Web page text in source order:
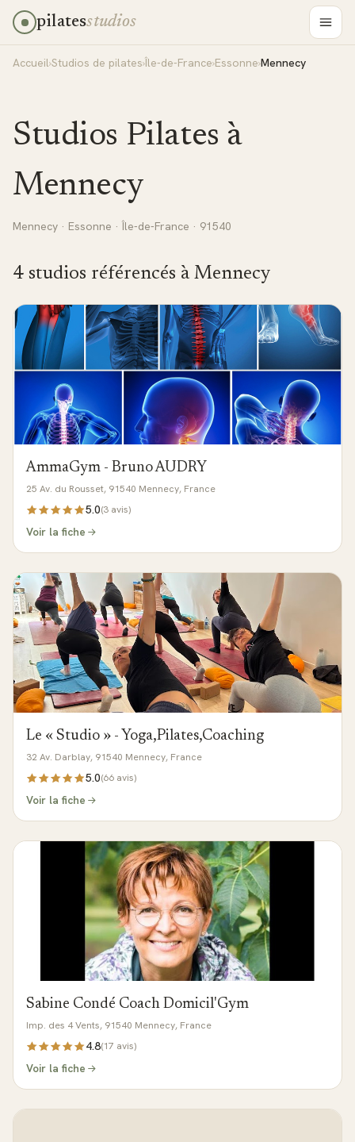
pilatesstudios
Accueil›Studios de pilates›Île-de-France›Essonne›Mennecy
Studios Pilates à
Mennecy
Mennecy · Essonne · Île-de-France · 91540
4 studios référencés à Mennecy
AmmaGym - Bruno AUDRY
25 Av. du Rousset, 91540 Mennecy, France
5.0(3 avis)
Voir la fiche
Le « Studio » - Yoga,Pilates,Coaching
32 Av. Darblay, 91540 Mennecy, France
5.0(66 avis)
Voir la fiche
Sabine Condé Coach Domicil'Gym
Imp. des 4 Vents, 91540 Mennecy, France
4.8(17 avis)
Voir la fiche